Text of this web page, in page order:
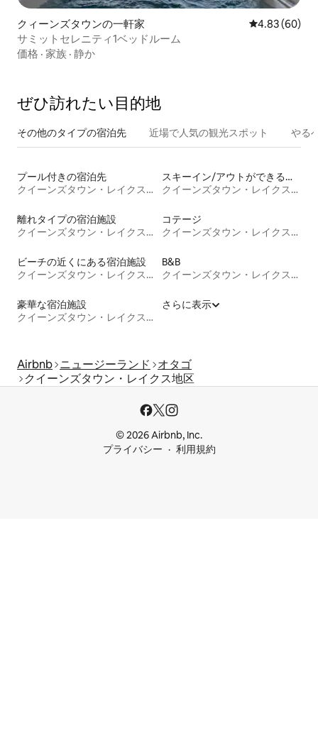
クィーンズタウンの一軒家 レビュー60
4.83 (60)
サミットセレニティ1ベッドルーム
価格 · 家族 · 静か
ぜひ訪⁠れ⁠た⁠い目⁠的⁠地
その他のタ⁠イ⁠プ⁠の宿⁠泊⁠先 近場で人気の観光スポット やる
プール付きの宿泊先
クイーンズタウン・レイクス地区
スキーイン/アウトができる宿泊先
クイーンズタウン・レイクス地区
離れタイプの宿泊施設
クイーンズタウン・レイクス地区
コテージ
クイーンズタウン・レイクス地区
ビーチの近くにある宿泊施設
クイーンズタウン・レイクス地区
B&B
クイーンズタウン・レイクス地区
豪華な宿泊施設
クイーンズタウン・レイクス地区
さらに表示
Airbnb ニュージーランド
オタゴ
クイーンズタウン・レイクス地区
© 2026 Airbnb, Inc.
プライバシー
利用規約